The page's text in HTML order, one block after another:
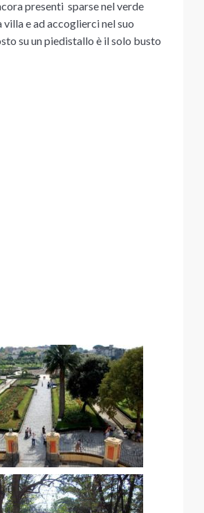
presenti sparse nel verde
e ad accoglierci nel suo
su un piedistallo è il solo busto